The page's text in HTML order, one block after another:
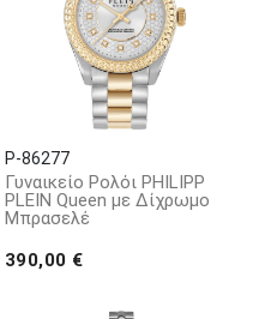
P-86277
Γυναικείο Ρολόι PHILIPP
PLEIN Queen με Δίχρωμο
Μπρασελέ
390,00 €